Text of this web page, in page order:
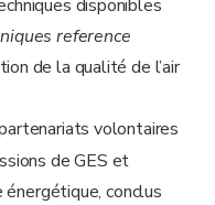
disponibles
reference
de la qualité de l’air
volontaires
de GES et
énergétique, conclus